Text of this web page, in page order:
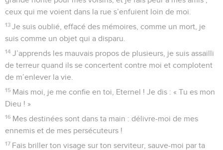
ceux qui me voient dans la rue s’enfuient loin de moi.
13 Je suis oublié, effacé des mémoires, comme un mort, je
suis comme un objet qui a disparu.
14 J’apprends les mauvais propos de plusieurs, je suis assailli
de terreur quand ils se concertent contre moi et complotent
de m’enlever la vie.
15 Mais moi, je me confie en toi, Eternel ! Je dis : « Tu es mon
Dieu ! »
16 Mes destinées sont dans ta main : délivre-moi de mes
ennemis et de mes persécuteurs !
17 Fais briller ton visage sur ton serviteur, sauve-moi par ta